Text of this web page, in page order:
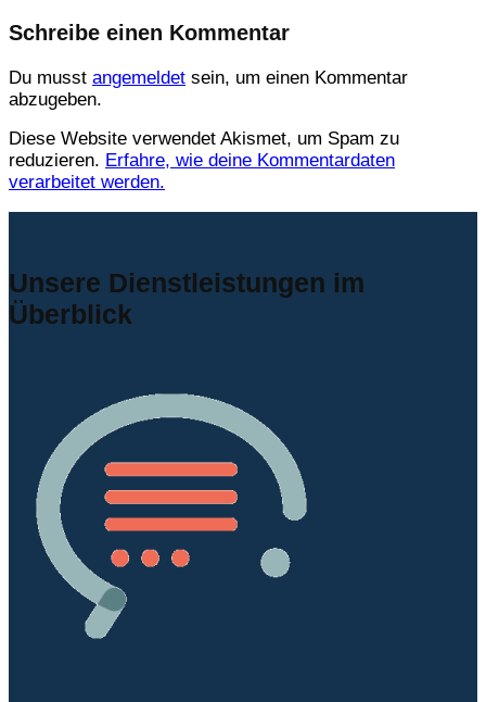
Schreibe einen Kommentar
Du musst angemeldet sein, um einen Kommentar
abzugeben.
Diese Website verwendet Akismet, um Spam zu
reduzieren. Erfahre, wie deine Kommentardaten
verarbeitet werden.
Unsere Dienstleistungen im
Überblick